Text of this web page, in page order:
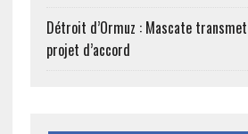
Détroit d’Ormuz : Mascate
projet d’accord